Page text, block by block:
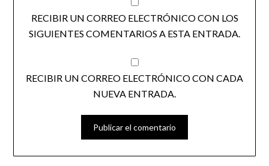
RECIBIR UN CORREO ELECTRÓNICO CON LOS
SIGUIENTES COMENTARIOS A ESTA ENTRADA.
RECIBIR UN CORREO ELECTRÓNICO CON CADA
NUEVA ENTRADA.